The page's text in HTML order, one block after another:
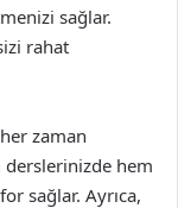
sağlar.
rahat
zaman
derslerinizde hem
sağlar. Ayrıca,